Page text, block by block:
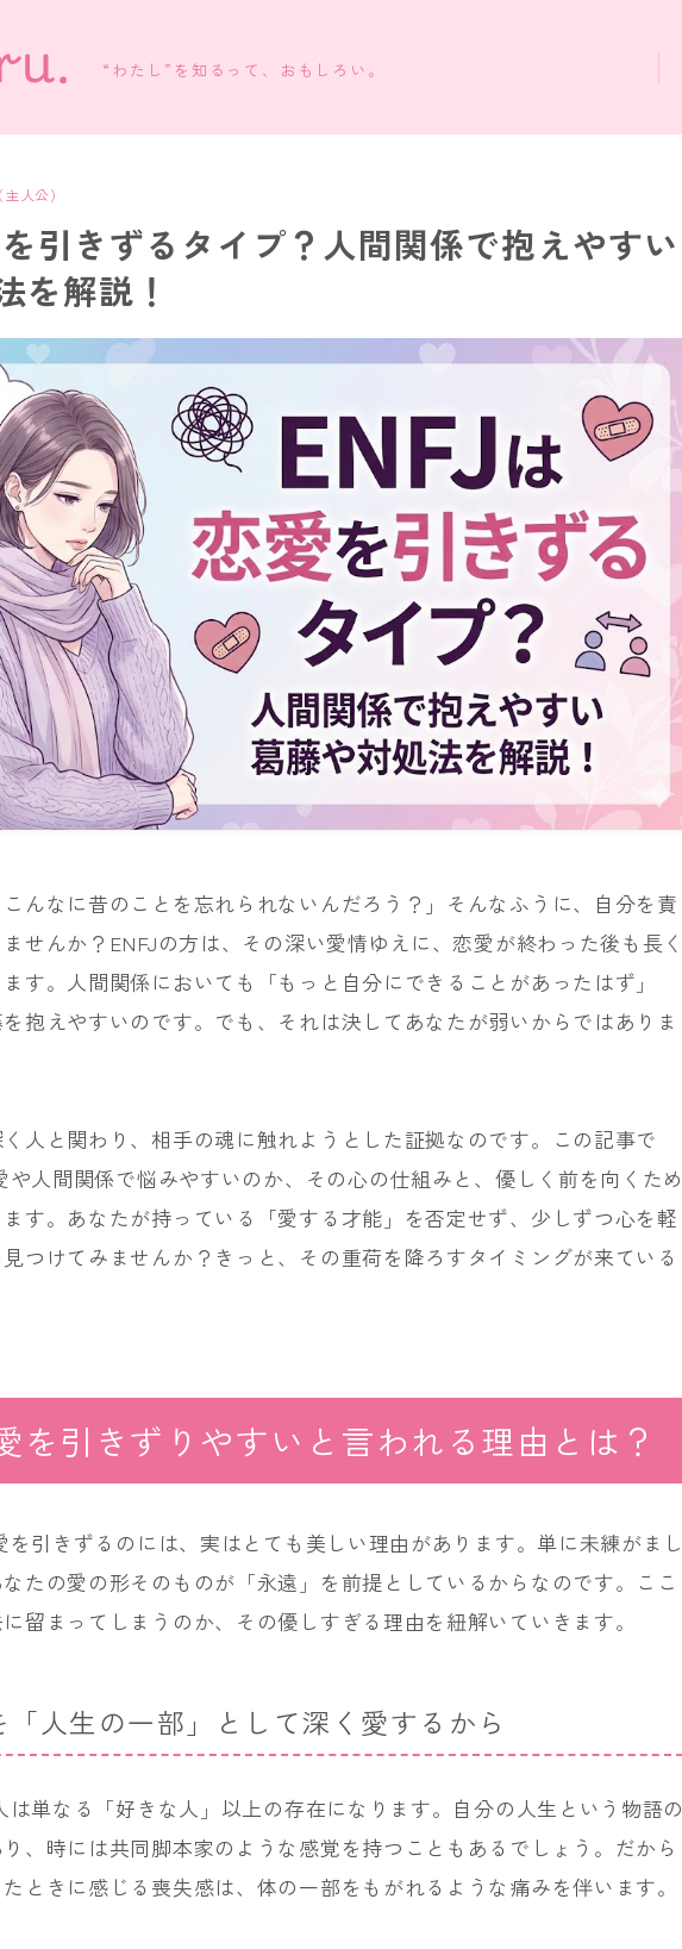
“わたし”を知るって、おもしろい。
人公）
引きずるタイプ？人間関係で抱えやすい
を解説！
こんなに昔のことを忘れられないんだろう？」そんなふうに、自分を責
せんか？ENFJの方は、その深い愛情ゆえに、恋愛が終わった後も長く
す。人間関係においても「もっと自分にできることがあったはず」
抱えやすいのです。でも、それは決してあなたが弱いからではありま
人と関わり、相手の魂に触れようとした証拠なのです。この記事で
や人間関係で悩みやすいのか、その心の仕組みと、優しく前を向くため
す。あなたが持っている「愛する才能」を否定せず、少しずつ心を軽
つけてみませんか？きっと、その重荷を降ろすタイミングが来ている
を引きずりやすいと言われる理由とは？
を引きずるのには、実はとても美しい理由があります。単に未練がまし
たの愛の形そのものが「永遠」を前提としているからなのです。ここ
留まってしまうのか、その優しすぎる理由を紐解いていきます。
「人生の一部」として深く愛するから
は単なる「好きな人」以上の存在になります。自分の人生という物語の
、時には共同脚本家のような感覚を持つこともあるでしょう。だから
ときに感じる喪失感は、体の一部をもがれるような痛みを伴います。